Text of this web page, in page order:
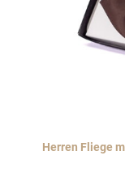
Herren Fliege